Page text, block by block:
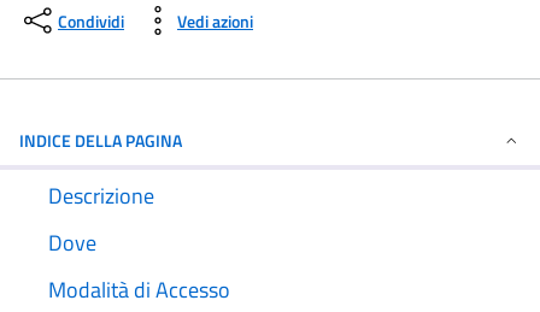
Condividi Vedi azioni
INDICE DELLA PAGINA
Descrizione
Dove
Modalità di Accesso